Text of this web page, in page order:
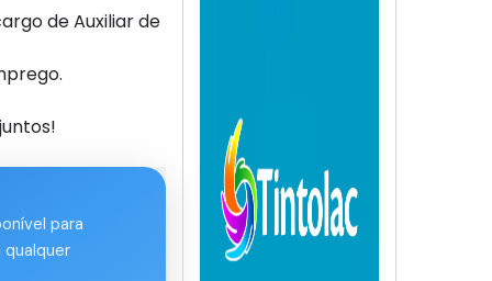
de Auxiliar de
para